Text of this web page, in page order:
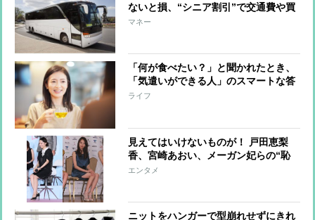
ないと損、“シニア割引”で交通費や買
い物がお得に
マネー
「何が食べたい？」と聞かれたとき、
「気遣いができる人」のスマートな答
え方
ライフ
見えてはいけないものが！ 戸田恵梨
香、宮崎あおい、メーガン妃らの“恥
ずかしい”写真
エンタメ
ニットをハンガーで型崩れせずにきれ